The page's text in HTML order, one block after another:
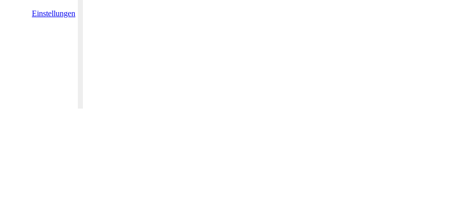
Einstellungen